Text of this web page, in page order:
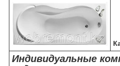
Индивидуальные